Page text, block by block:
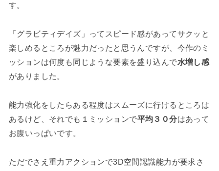
す。
「グラビティデイズ」ってスピード感があってサクッと
楽しめるところが魅力だったと思うんですが、今作のミ
ッションは何度も同じような要素を盛り込んで水増し感
がありました。
能力強化をしたらある程度はスムーズに行けるところは
あるけど、それでも１ミッションで平均３０分はあって
お腹いっぱいです。
ただでさえ重力アクションで3D空間認識能力が要求さ